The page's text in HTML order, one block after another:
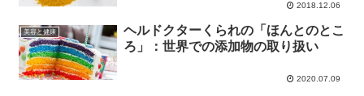
2018.12.06
美容と健康
ヘルドクターくられの「ほんとのとこ
ろ」：世界での添加物の取り扱い
2020.07.09